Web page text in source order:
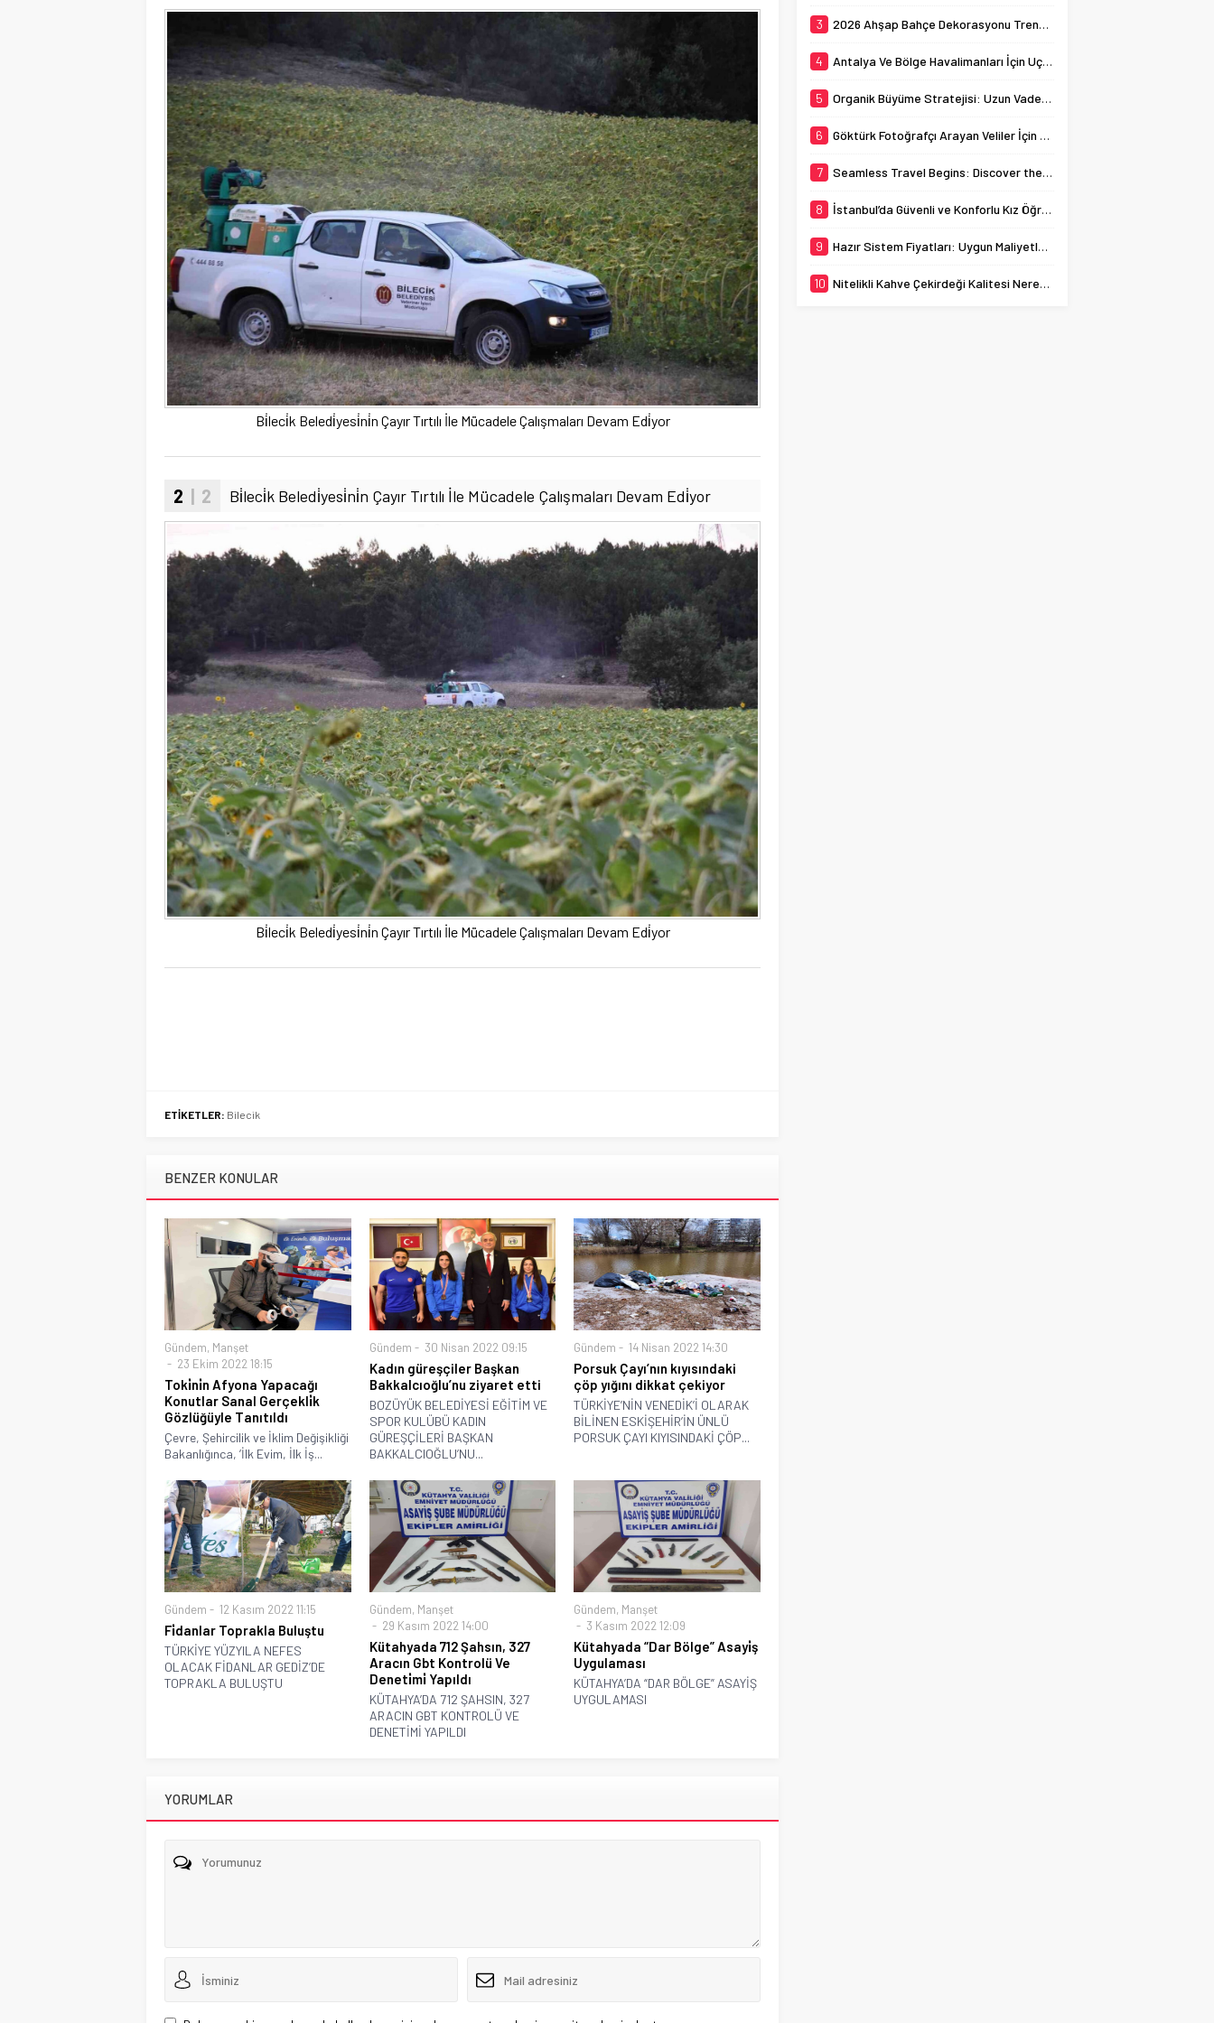
Bi̇leci̇k Beledi̇yesi̇ni̇n Çayır Tırtılı İle Mücadele Çalışmaları Devam Edi̇yor
2 | 2 Bi̇leci̇k Beledi̇yesi̇ni̇n Çayır Tırtılı İle Mücadele Çalışmaları Devam Edi̇yor
Bi̇leci̇k Beledi̇yesi̇ni̇n Çayır Tırtılı İle Mücadele Çalışmaları Devam Edi̇yor
ETİKETLER: Bilecik
BENZER KONULAR
Gündem, Manşet
23 Ekim 2022 18:15
Toki̇ni̇n Afyona Yapacağı
Konutlar Sanal Gerçekli̇k
Gözlüğüyle Tanıtıldı
Çevre, Şehircilik ve İklim Değişikliği
Bakanlığınca, ’İlk Evim, İlk İş...
Gündem 30 Nisan 2022 09:15
Kadın güreşçiler Başkan
Bakkalcıoğlu’nu ziyaret etti
BOZÜYÜK BELEDİYESİ EĞİTİM VE
SPOR KULÜBÜ KADIN
GÜREŞÇİLERİ BAŞKAN
BAKKALCIOĞLU’NU...
Gündem 14 Nisan 2022 14:30
Porsuk Çayı’nın kıyısındaki
çöp yığını dikkat çekiyor
TÜRKİYE’NİN VENEDİK’İ OLARAK
BİLİNEN ESKİŞEHİR’İN ÜNLÜ
PORSUK ÇAYI KIYISINDAKİ ÇÖP...
Gündem 12 Kasım 2022 11:15
Fi̇danlar Toprakla Buluştu
TÜRKİYE YÜZYILA NEFES
OLACAK FİDANLAR GEDİZ’DE
TOPRAKLA BULUŞTU
Gündem, Manşet
29 Kasım 2022 14:00
Kütahyada 712 Şahsın, 327
Aracın Gbt Kontrolü Ve
Deneti̇mi̇ Yapıldı
KÜTAHYA’DA 712 ŞAHSIN, 327
ARACIN GBT KONTROLÜ VE
DENETİMİ YAPILDI
Gündem, Manşet
3 Kasım 2022 12:09
Kütahyada “Dar Bölge” Asayi̇ş
Uygulaması
KÜTAHYA’DA “DAR BÖLGE” ASAYİŞ
UYGULAMASI
YORUMLAR
sometimes...
Bu bağlamda, İstanbul
kadınların...
3 2026 Ahşap Bahçe Dekorasyonu Trendleri: Doğal ve Modern Tasarım Önerileri
4 Antalya Ve Bölge Havalimanları İçin Uçak Radarı
5 Organik Büyüme Stratejisi: Uzun Vadede Sosyal Medya Başarısı Nasıl Sağlanır?
6 Göktürk Fotoğrafçı Arayan Veliler İçin Okul Kaydı Fotoğrafı Hazırlık Listesi
7 Seamless Travel Begins: Discover the Convenience of Istanbul Transfer Services
8 İstanbul’da Güvenli ve Konforlu Kız Öğrenci Yurtları
9 Hazır Sistem Fiyatları: Uygun Maliyetlerle Verimlilik Sağlayın
10 Nitelikli Kahve Çekirdeği Kalitesi Nereden Anlaşılır?